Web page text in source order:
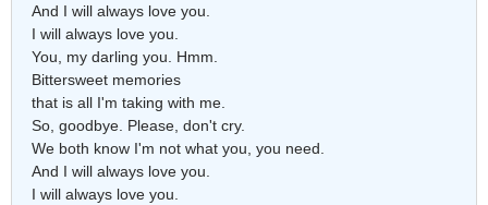
And I will always love you.
I will always love you.
You, my darling you. Hmm.
Bittersweet memories
that is all I'm taking with me.
So, goodbye. Please, don't cry.
We both know I'm not what you, you need.
And I will always love you.
I will always love you.